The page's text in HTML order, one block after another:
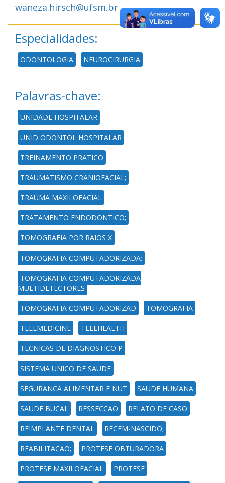
waneza.hirsch@ufsm.br
Especialidades:
ODONTOLOGIA NEUROCIRURGIA
Palavras-chave:
UNIDADE HOSPITALAR
UNID ODONTOL HOSPITALAR
TREINAMENTO PRATICO
TRAUMATISMO CRANIOFACIAL;
TRAUMA MAXILOFACIAL
TRATAMENTO ENDODONTICO;
TOMOGRAFIA POR RAIOS X
TOMOGRAFIA COMPUTADORIZADA;
TOMOGRAFIA COMPUTADORIZADA
MULTIDETECTORES
TOMOGRAFIA COMPUTADORIZAD TOMOGRAFIA
TELEMEDICINE TELEHEALTH
TECNICAS DE DIAGNOSTICO P
SISTEMA UNICO DE SAUDE
SEGURANCA ALIMENTAR E NUT SAUDE HUMANA
SAUDE BUCAL RESSECCAO RELATO DE CASO
REIMPLANTE DENTAL RECEM-NASCIDO;
REABILITACAO; PROTESE OBTURADORA
PROTESE MAXILOFACIAL PROTESE